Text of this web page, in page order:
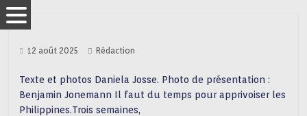
12 août 2025 Rédaction
Texte et photos Daniela Josse. Photo de présentation :
Benjamin Jonemann Il faut du temps pour apprivoiser les
Philippines.Trois semaines,